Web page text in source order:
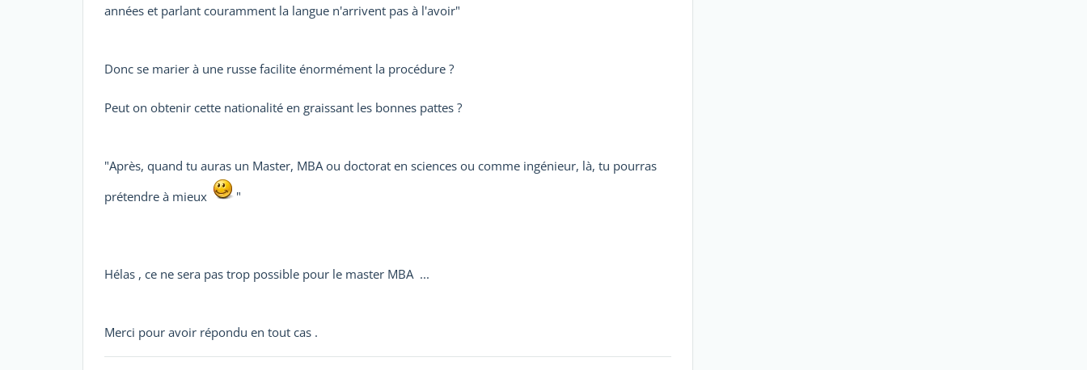
années et parlant couramment la langue n'arrivent pas à l'avoir"
Donc se marier à une russe facilite énormément la procédure ?
Peut on obtenir cette nationalité en graissant les bonnes pattes ?
"Après, quand tu auras un Master, MBA ou doctorat en sciences ou comme ingénieur, là, tu pourras
prétendre à mieux
"
Hélas , ce ne sera pas trop possible pour le master MBA ...
Merci pour avoir répondu en tout cas .